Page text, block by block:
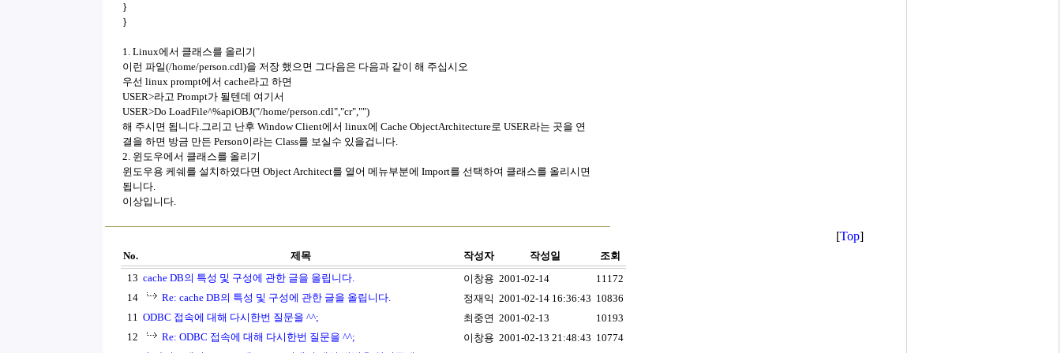
}
}
1. Linux에서 클래스를 올리기
이런 파일(/home/person.cdl)을 저장 했으면 그다음은 다음과 같이 해 주십시오
우선 linux prompt에서 cache라고 하면
USER>라고 Prompt가 될텐데 여기서
USER>Do LoadFile^%apiOBJ("/home/person.cdl","cr","")
해 주시면 됩니다.그리고 난후 Window Client에서 linux에 Cache ObjectArchitecture로 USER라는 곳을 연
결을 하면 방금 만든 Person이라는 Class를 보실수 있을겁니다.
2. 윈도우에서 클래스를 올리기
윈도우용 케쉐를 설치하였다면 Object Architect를 열어 메뉴부분에 Import를 선택하여 클래스를 올리시면
됩니다.
이상입니다.
[Top]
No. 제목 작성자 작성일
조회
13 cache DB의 특성 및 구성에 관한 글을 올립니다. 이창용 2001-02-14
11172
14
Re: cache DB의 특성 및 구성에 관한 글을 올립니다. 정재익 2001-02-14 16:36:43 10836
11 ODBC 접속에 대해 다시한번 질문을 ^^; 최중연 2001-02-13
10193
12
Re: ODBC 접속에 대해 다시한번 질문을 ^^; 이창용 2001-02-13 21:48:43 10774